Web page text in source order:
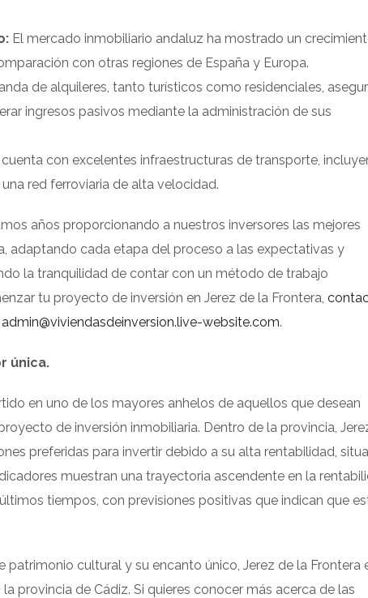
El mercado inmobiliario andaluz ha mostrado un
con otras regiones de España y Europa.
de alquileres, tanto turísticos como residenciales,
ingresos pasivos mediante la administración de sus
con excelentes infraestructuras de transporte,
red ferroviaria de alta velocidad.
años proporcionando a nuestros inversores las mejores
adaptando cada etapa del proceso a las expectativas y
la tranquilidad de contar con un método de trabajo
tu proyecto de inversión en Jerez de la Frontera,
admin@viviendasdeinversion.live-website.com.
única.
en uno de los mayores anhelos de aquellos que desean
de inversión inmobiliaria. Dentro de la provincia,
preferidas para invertir debido a su alta rentabilidad,
muestran una trayectoria ascendente en la
tiempos, con previsiones positivas que indican que
patrimonio cultural y su encanto único, Jerez de la Frontera
provincia de Cádiz. Si quieres conocer más acerca de las